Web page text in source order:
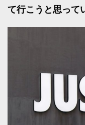
て行こうと思って